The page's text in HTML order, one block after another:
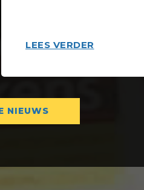
LEES VERDER
NIEUWS